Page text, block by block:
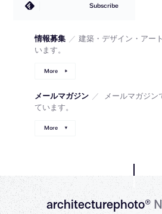
Subscribe
情報募集 ／ 建築・デザイン・アー
います。
More
メールマガジン ／
メールマガジ
ています。
More
architecturephoto®